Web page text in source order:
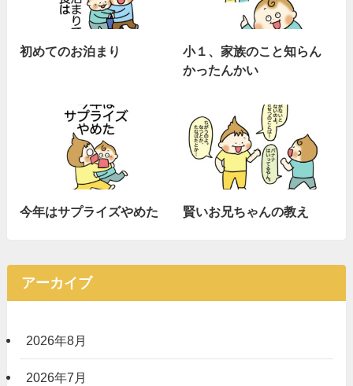
初めてのお泊まり
小１、家族のこと知らん
かったんかい
今年はサプライズやめた 賢いお兄ちゃんの教え
アーカイブ
2026年8月
2026年7月